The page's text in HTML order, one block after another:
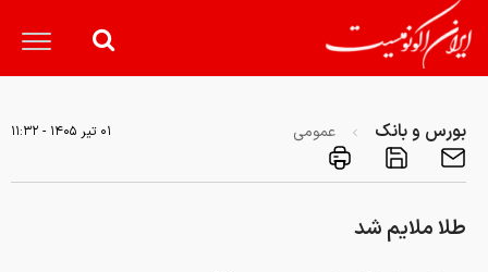
بورس و بانک عمومی ۰۱ تير ۱۴۰۵ - ۱۱:۳۲
طلا ملایم شد